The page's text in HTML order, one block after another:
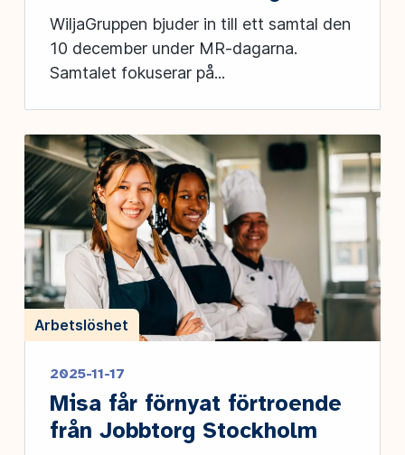
WiljaGruppen bjuder in till ett samtal den
10 december under MR-dagarna.
Samtalet fokuserar på...
Arbetslöshet
2025-11-17
Misa får förnyat förtroende
från Jobbtorg Stockholm